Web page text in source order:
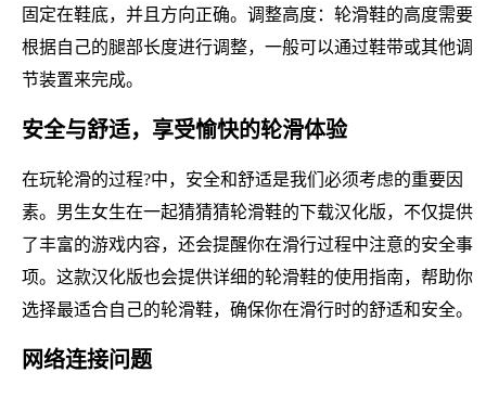
固定在鞋底，并且方向正确。调整高度：轮滑鞋的高度需要
根据自己的腿部长度进行调整，一般可以通过鞋带或其他调
节装置来完成。
安全与舒适，享受愉快的轮滑体验
在玩轮滑的过程?中，安全和舒适是我们必须考虑的重要因
素。男生女生在一起猜猜猜轮滑鞋的下载汉化版，不仅提供
了丰富的游戏内容，还会提醒你在滑行过程中注意的安全事
项。这款汉化版也会提供详细的轮滑鞋的使用指南，帮助你
选择最适合自己的轮滑鞋，确保你在滑行时的舒适和安全。
网络连接问题